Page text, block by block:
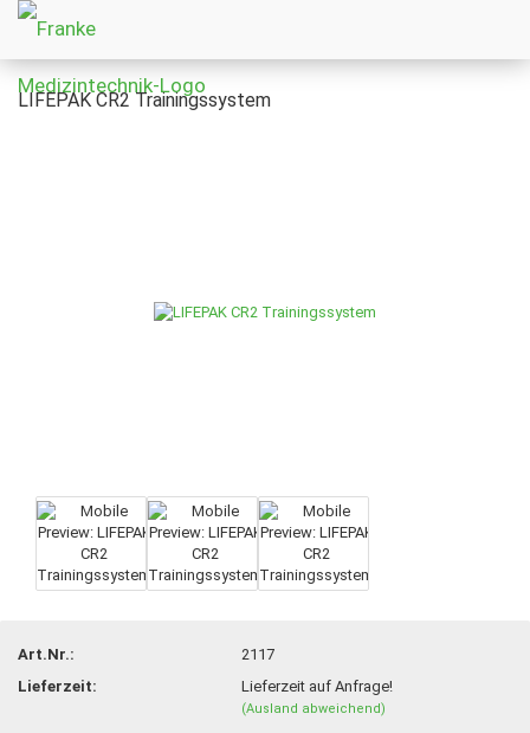
LIFEPAK CR2 Trainingssystem
Art.Nr.:
2117
Lieferzeit:
Lieferzeit auf Anfrage!
(Ausland abweichend)